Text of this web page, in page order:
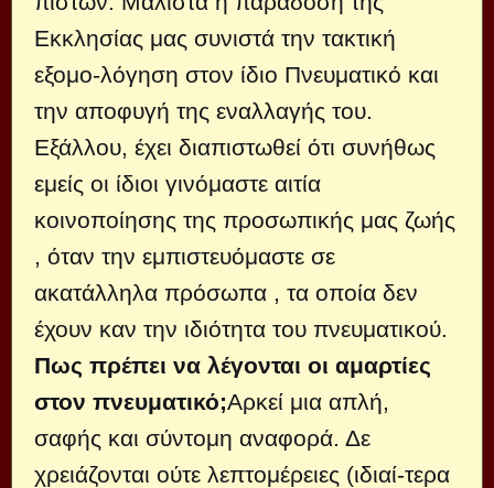
Εκκλησίας μας συνιστά την τακτική
εξομο-λόγηση στον ίδιο Πνευματικό και
την αποφυγή της εναλλαγής του.
Εξάλλου, έχει διαπιστωθεί ότι συνήθως
εμείς οι ίδιοι γινόμαστε αιτία
κοινοποίησης της προσωπικής μας ζωής
, όταν την εμπιστευόμαστε σε
ακατάλληλα πρόσωπα , τα οποία δεν
έχουν καν την ιδιότητα του πνευματικού.
Πως πρέπει να λέγονται οι αμαρτίες
στον πνευματικό;Αρκεί μια απλή,
σαφής και σύντομη αναφορά. Δε
χρειάζονται ούτε λεπτομέρειες (ιδιαί-τερα